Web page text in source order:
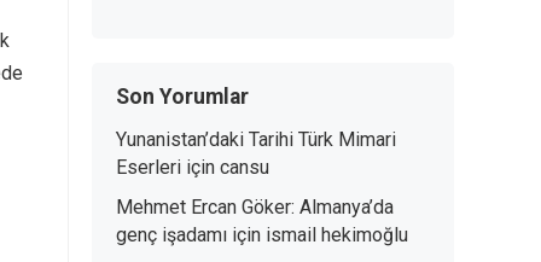
Son Yorumlar
Yunanistan’daki Tarihi Türk Mimari
Eserleri için cansu
Mehmet Ercan Göker: Almanya’da
genç işadamı için ismail hekimoğlu